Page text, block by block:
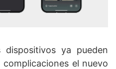
ya pueden
el nuevo